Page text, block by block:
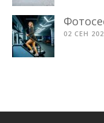
02 СЕН